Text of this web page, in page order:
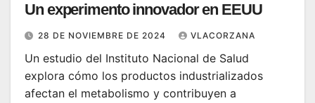
Un experimento innovador en EEUU
28 DE NOVIEMBRE DE 2024 VLACORZANA
Un estudio del Instituto Nacional de Salud
explora cómo los productos industrializados
afectan el metabolismo y contribuyen a